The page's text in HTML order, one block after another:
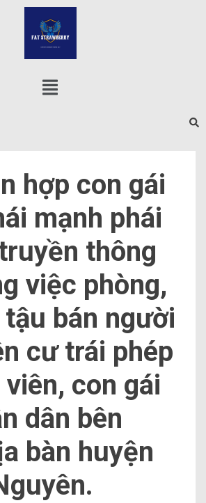
hợp con gái
mạnh phái
thông
việc phòng,
bán người
cư trái phép
con gái
dân bên
bàn huyện